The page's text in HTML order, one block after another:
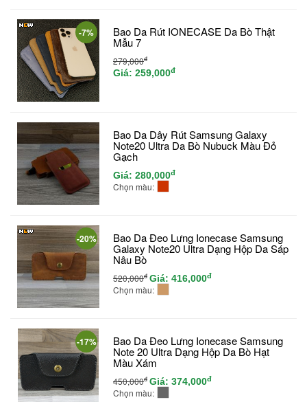
-7% Bao Da Rút IONECASE Da Bò Thật
Mẫu 7
279,000đ
Giá: 259,000đ
Bao Da Dây Rút Samsung Galaxy
Note20 Ultra Da Bò Nubuck Màu Đỏ
Gạch
Giá: 280,000đ
Chọn màu:
-20% Bao Da Đeo Lưng Ionecase Samsung
Galaxy Note20 Ultra Dạng Hộp Da Sáp
Nâu Bò
520,000đ Giá: 416,000đ
Chọn màu:
-17% Bao Da Đeo Lưng Ionecase Samsung
Note 20 Ultra Dạng Hộp Da Bò Hạt
Màu Xám
450,000đ Giá: 374,000đ
Chọn màu: